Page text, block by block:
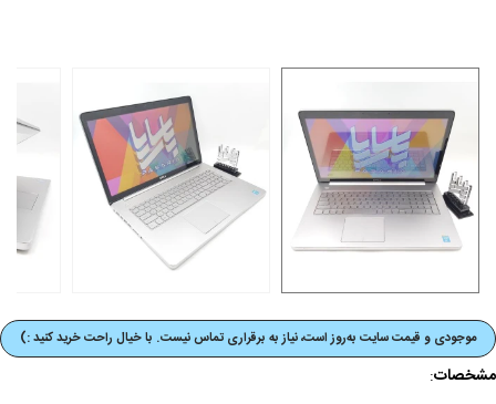
موجودی و قیمت‌ سایت به‌روز است، نیاز به برقراری تماس نیست. با خیال راحت خرید کنید :)
مشخصات: